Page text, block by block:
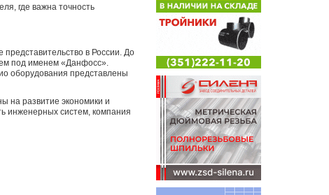
где важна точность
в России. До
под именем «Данфосс».
оборудования представлены
на развитие экономики и
инженерных систем, компания